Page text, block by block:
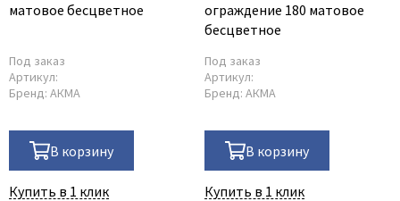
матовое бесцветное
Под заказ
Артикул:
Бренд: АКМА
В корзину
Купить в 1 клик
ограждение 180 матовое
бесцветное
Под заказ
Артикул:
Бренд: АКМА
В корзину
Купить в 1 клик